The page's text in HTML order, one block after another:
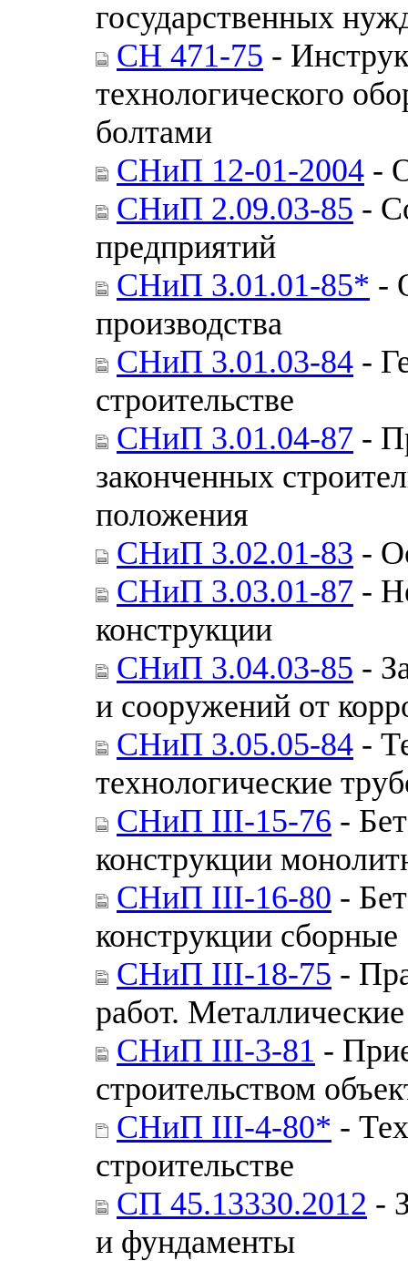
государственных
СН 471-75 -
технологического
болтами
СНиП 12-01-2004 -
СНиП 2.09.03-85 -
предприятий
СНиП 3.01.01-85* -
производства
СНиП 3.01.03-84 -
строительстве
СНиП 3.01.04-87 -
законченных
положения
СНиП 3.02.01-83 -
СНиП 3.03.01-87 -
конструкции
СНиП 3.04.03-85 -
и сооружений от
СНиП 3.05.05-84 -
технологические
СНиП III-15-76 -
конструкции
СНиП III-16-80 -
конструкции сборные
СНиП III-18-75 -
работ.
СНиП III-3-81 -
строительством
СНиП III-4-80* -
строительстве
СП 45.13330.2012 -
и фундаменты